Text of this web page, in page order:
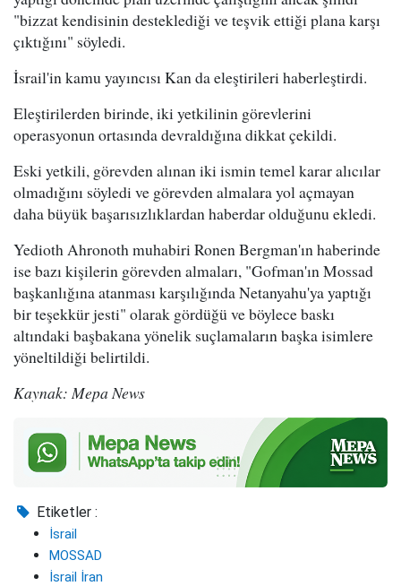
"bizzat kendisinin desteklediği ve teşvik ettiği plana karşı
çıktığını" söyledi.
İsrail'in kamu yayıncısı Kan da eleştirileri haberleştirdi.
Eleştirilerden birinde, iki yetkilinin görevlerini
operasyonun ortasında devraldığına dikkat çekildi.
Eski yetkili, görevden alınan iki ismin temel karar alıcılar
olmadığını söyledi ve görevden almalara yol açmayan
daha büyük başarısızlıklardan haberdar olduğunu ekledi.
Yedioth Ahronoth muhabiri Ronen Bergman'ın haberinde
ise bazı kişilerin görevden almaları, "Gofman'ın Mossad
başkanlığına atanması karşılığında Netanyahu'ya yaptığı
bir teşekkür jesti" olarak gördüğü ve böylece baskı
altındaki başbakana yönelik suçlamaların başka isimlere
yöneltildiği belirtildi.
Kaynak: Mepa News
Etiketler :
İsrail
MOSSAD
İsrail İran